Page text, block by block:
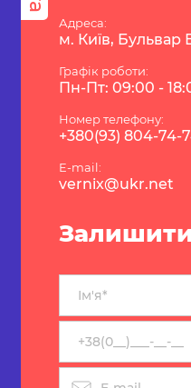
Адреса:
м. Київ, Бульвар
Графік роботи:
Пн-Пт: 09:00 -
Номер телефону:
+380(93) 804-74-
E-mail:
vernix@ukr.net